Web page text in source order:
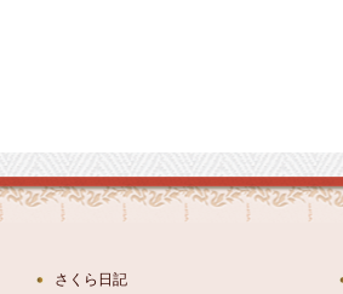
さくら日記